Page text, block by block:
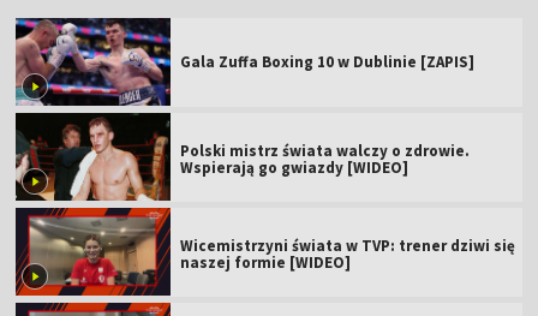
Gala Zuffa Boxing 10 w Dublinie [ZAPIS]
Polski mistrz świata walczy o zdrowie.
Wspierają go gwiazdy [WIDEO]
Wicemistrzyni świata w TVP: trener dziwi się
naszej formie [WIDEO]